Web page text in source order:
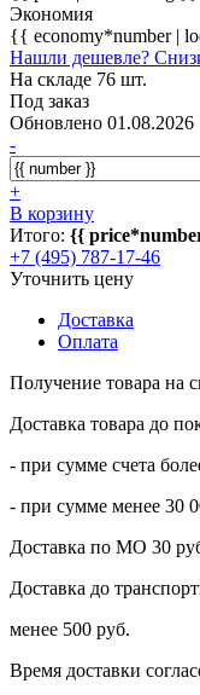
Экономия
{{ economy*number |
Нашли дешевле?
На складе 76 шт.
Под заказ
Обновлено 01.08.2026
-
+
В корзину
Итого: {{
+7 (495) 787-17-46
Уточнить цену
Доставка
Оплата
Получение товара на
Доставка товара до
- при сумме счета
- при сумме менее 30
Доставка по МО 30
Доставка до
менее 500 руб.
Время доставки